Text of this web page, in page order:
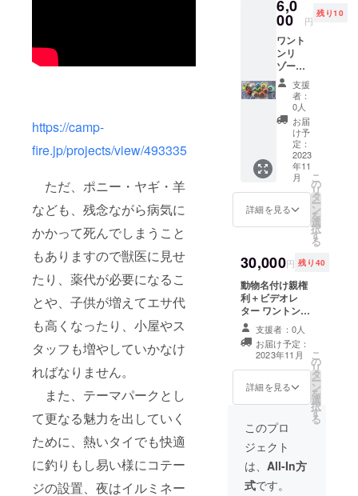
https://camp-
fire.jp/projects/view/493335
ただ、ポニー・ヤギ・羊
なども、残念ながら病気に
かかって死んでしまうこと
もありますので獣医に見せ
たり、薬代が必要になるこ
とや、子供が増えてエサ代
も高くなったり、小屋やス
タッフも増やしていかなけ
ればなりません。
また、テーマパークとし
て更なる魅力を出していく
ために、熱いタイでも快適
に釣りもし易い様にコテー
ジの設置、夜はイルミネー
をコア
にし
て、再
生紙を
用いた
地球に
やさし
いエコ
素材で
す。
サイズ
はコア
に用い
るココ
ナツの
実、廃
プラス
よりま
すので
ご指定
できま
せん
が、概
ね高さ
も幅も
15CM程
度、100
グラム
下さ
・タイ
に在庫
がある
ため、
6,0
00 円
残り10
ワント
ンリ
ゾー
ト・オ
リジナ
ル/豚さ
ん貯金
箱（色
が選べ
ます）
貯金
箱はコ
コナツ
の実ま
たは廃
プラス
をコア
にし
て、再
生紙を
用いた
やさし
いエコ
素材で
す。
サイズ
るココ
ナツの
実、廃
プラス
チック
の大き
支援
者：
0人
お届
け予
定：
2023
年11
月
詳細を見る
こ
の
リ
タ
ー
ン
を
選
択
す
る
30,000円 残り40
動物名付け親権
利＋ビデオレ
ター ワントンリ
ゾート内のポ
ニー・ヤギ・羊
等の動物の名付
け親になってく
ださい。 名付け
親権利＋当初1年
間は毎月、2年目
から3年目までの
間は3か月に1度
ビデオレターを
公開限定の
YoutubeURLと
してメールでお
届けします。 ・
支援者：0人
お届け予定：
2023年11月
詳細を見る
こ
の
リ
タ
ー
ン
を
選
択
す
る
このプロ
ジェクト
は、 All-In方
式です。